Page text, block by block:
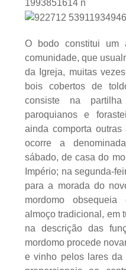
O bodo constitui um
comunidade, que
da Igreja, muitas
bois cobertos de
consiste na
paroquianos e
ainda comporta outras
ocorre a
sábado, de casa do
Império; na segunda-
para a morada do
mordomo
almoço tradicional, em
na descrição das
mordomo procede
e vinho pelos lares da